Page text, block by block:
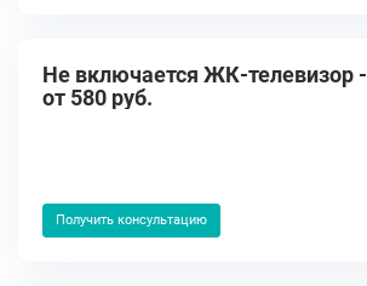
Не включается ЖК-телевизор -
от 580 руб.
Получить консультацию